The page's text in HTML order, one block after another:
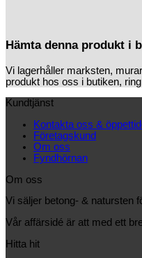
Hämta denna produkt i
Vi lagerhåller marksten,
produkt hos oss i butiken,
Kundtjänst
Kontakta oss &
Företagskund
Om oss
Fyndhörnan
Om oss
Vi säljer betong- & natursten
Vår affärsidé är att med ett
Hitta hit